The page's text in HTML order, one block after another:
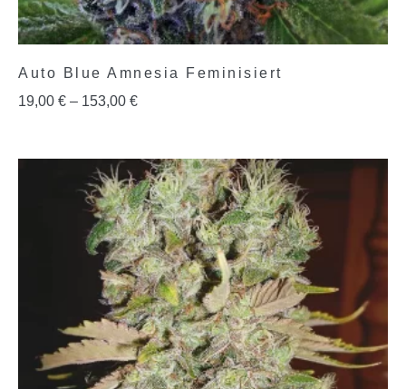
Auto Blue Amnesia Feminisiert
19,00 € – 153,00 €